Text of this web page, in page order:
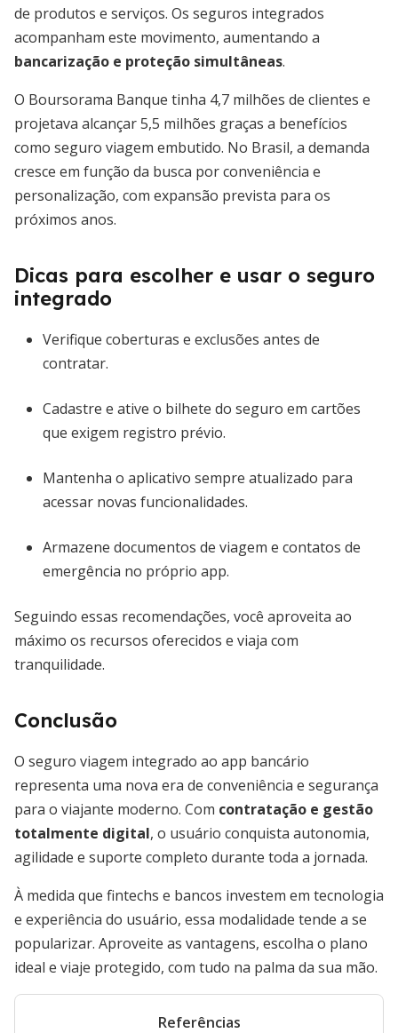
de produtos e serviços. Os seguros integrados
acompanham este movimento, aumentando a
bancarização e proteção simultâneas.
O Boursorama Banque tinha 4,7 milhões de clientes e
projetava alcançar 5,5 milhões graças a benefícios
como seguro viagem embutido. No Brasil, a demanda
cresce em função da busca por conveniência e
personalização, com expansão prevista para os
próximos anos.
Dicas para escolher e usar o seguro
integrado
Verifique coberturas e exclusões antes de
contratar.
Cadastre e ative o bilhete do seguro em cartões
que exigem registro prévio.
Mantenha o aplicativo sempre atualizado para
acessar novas funcionalidades.
Armazene documentos de viagem e contatos de
emergência no próprio app.
Seguindo essas recomendações, você aproveita ao
máximo os recursos oferecidos e viaja com
tranquilidade.
Conclusão
O seguro viagem integrado ao app bancário
representa uma nova era de conveniência e segurança
para o viajante moderno. Com contratação e gestão
totalmente digital, o usuário conquista autonomia,
agilidade e suporte completo durante toda a jornada.
À medida que fintechs e bancos investem em tecnologia
e experiência do usuário, essa modalidade tende a se
popularizar. Aproveite as vantagens, escolha o plano
ideal e viaje protegido, com tudo na palma da sua mão.
Referências